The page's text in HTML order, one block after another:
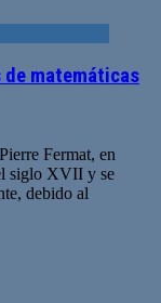
matemáticas
Fermat, en
siglo XVII y se
debido al